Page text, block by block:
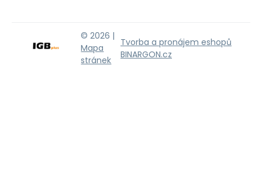
© 2026 |
Mapa
stránek
Tvorba a pronájem eshopů
BINARGON.cz